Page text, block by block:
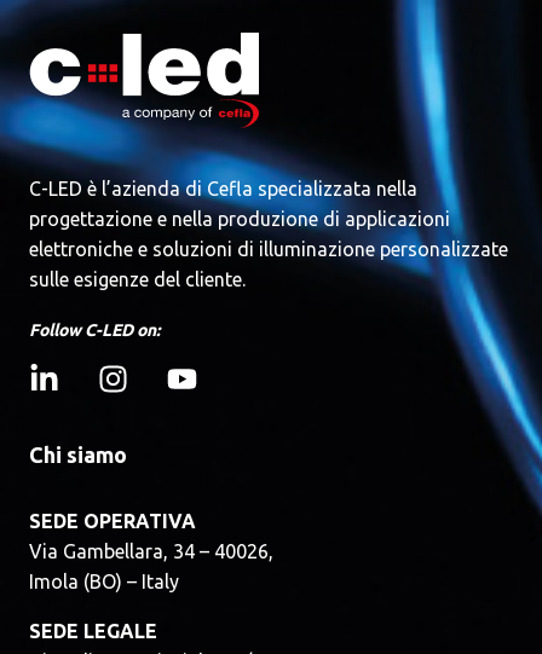
C-LED è l’azienda di Cefla specializzata nella
progettazione e nella produzione di applicazioni
elettroniche e soluzioni di illuminazione personalizzate
sulle esigenze del cliente.
Follow C-LED on:
Chi siamo
SEDE OPERATIVA
Via Gambellara, 34 – 40026,
Imola (BO) – Italy
SEDE LEGALE